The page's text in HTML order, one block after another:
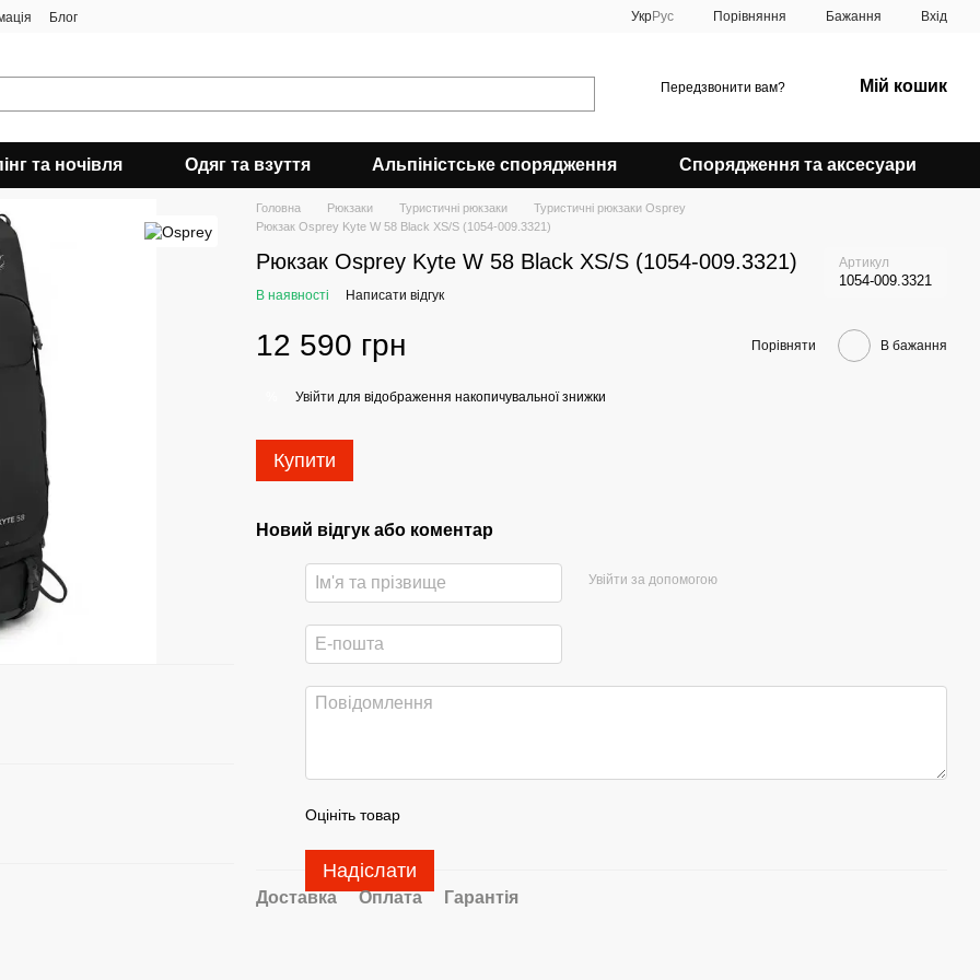
Блог УкрРус Порівняння Бажання Вхід
Передзвонити вам? Мій кошик
та ночівля Одяг та взуття Альпіністське спорядження Спорядження та аксесуари
Головна Рюкзаки Туристичні рюкзаки
Туристичні рюкзаки Osprey
Рюкзак Osprey Kyte W 58 Black XS/S (1054-009.3321)
Рюкзак Osprey Kyte W 58 Black XS/S (1054-009.3321) Артикул
1054-009.3321
В наявності Написати відгук
12 590 грн Порівняти В бажання
Увійти для відображення накопичувальної знижки
Купити
Новий відгук або коментар
Увійти за допомогою
Оцініть товар
Надіслати
Доставка Оплата Гарантія